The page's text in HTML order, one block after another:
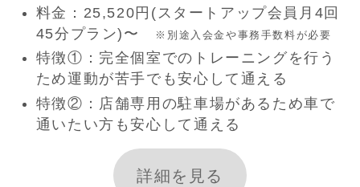
料金：25,520円(スタートアップ会員月4回
45分プラン)〜
※別途入会金や事務手数料が必要
特徴①：完全個室でのトレーニングを行う
ため運動が苦手でも安心して通える
特徴②：店舗専用の駐車場があるため車で
通いたい方も安心して通える
詳細を見る